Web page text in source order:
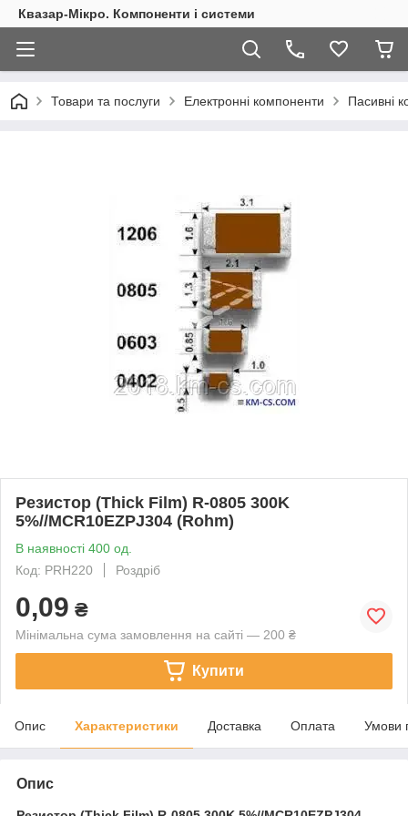
Квазар-Мікро. Компоненти і системи
Товари та послуги Електронні компоненти Пасивні
Резистор (Thick Film) R-0805 300K
5%//MCR10EZPJ304 (Rohm)
В наявності 400 од.
Код: PRH220
Роздріб
0,09 ₴
Мінімальна сума замовлення на сайті — 200 ₴
Купити
Опис Характеристики Доставка Оплата Умови
Опис